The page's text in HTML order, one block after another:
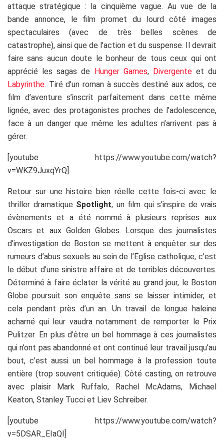
attaque stratégique : la cinquième vague. Au vue de la
bande annonce, le film promet du lourd côté images
spectaculaires (avec de très belles scènes de
catastrophe), ainsi que de l’action et du suspense. Il devrait
faire sans aucun doute le bonheur de tous ceux qui ont
apprécié les sagas de Hunger Games, Divergenteet du
Labyrinthe. Tiré d’un roman à succès destiné aux ados, ce
film d’aventure s’inscrit parfaitement dans cette même
lignée, avec des protagonistes proches de l’adolescence,
face à un danger que même les adultes n’arrivent pas à
gérer.
[youtube https://www.youtube.com/watch?
v=WKZ9JuxqYrQ]
Retour sur une histoire bien réelle cette fois-ci avec le
thriller dramatique Spotlight, un film qui s’inspire de vrais
évènements et a été nommé à plusieurs reprises aux
Oscars et aux Golden Globes. Lorsque des journalistes
d’investigation de Boston se mettent à enquêter sur des
rumeurs d’abus sexuels au sein de l’Eglise catholique, c’est
le début d’une sinistre affaire et de terribles découvertes.
Déterminé à faire éclater la vérité au grand jour, le Boston
Globe poursuit son enquête sans se laisser intimider, et
cela pendant près d’un an. Un travail de longue haleine
acharné qui leur vaudra notamment de remporter le Prix
Pulitzer. En plus d’être un bel hommage à ces journalistes
qui n’ont pas abandonné et ont continué leur travail jusqu’au
bout, c’est aussi un bel hommage à la profession toute
entière (trop souvent critiquée). Côté casting, on retrouve
avec plaisir Mark Ruffalo, Rachel McAdams, Michael
Keaton, Stanley Tucci et Liev Schreiber.
[youtube https://www.youtube.com/watch?
v=5DSAR_EIaQI]